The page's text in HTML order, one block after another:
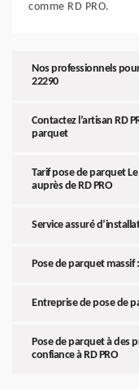
comme RD PRO.
Nos professionnels
22290
Contactez l’artisan RD
parquet
Tarif pose de parquet
auprès de RD PRO
Service assuré
Pose de parquet massif
Entreprise de pose de
Pose de parquet à des
confiance à RD PRO